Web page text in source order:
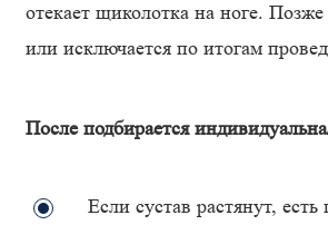
отекает щиколотка на ноге.
или исключается по итогам
После подбирается
Если сустав растянут,